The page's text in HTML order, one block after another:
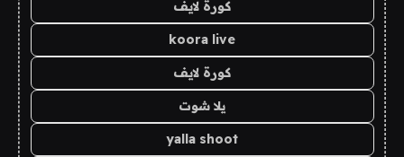
كورة لايف
koora live
كورة لايف
يلا شوت
yalla shoot